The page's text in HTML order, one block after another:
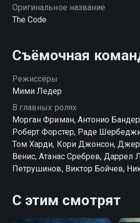
Оригинальное название
The Code
Съёмочная
Режиссёры
Мими Ледер
В главных ролях
Морган Фриман, Антонио
Роберт Форстер, Раде
Том Харди, Кори Джонсон,
Венис, Атанас Сребрев, Даррел
Петрушинов, Виктор Бойчев,
С этим смотрят